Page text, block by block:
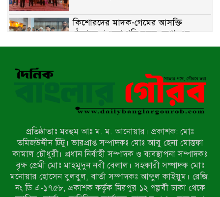
কিশোরদের মাদক-গেমের আসক্তি
ঠেকাতে, ‘এসো গড়ি নতুন দেশ’-এর
ফুটবল বিতরণ
নন্দীগ্রামে সরকারি খাস জমির রাস্তা দখল,
চলাচলে চরম দুর্ভোগ; ইউএনওর হস্তক্ষেপ
নাটোরের পাটুলে পানিতে ডুবে নন্দীগ্রামের
স্কুলছাত্রের মর্মান্তিক মৃত্যু
সেনাবাহিনীর চাকরি হারিয়ে ভুয়া ডিবি
পুলিশ পরিচয়ে চাঁদাবাজি, গণপিটুনির পর
প্রতিষ্ঠাতাঃ মরহুম আঃ ম. ম. আনোয়ার। প্রকাশক: মোঃ
তমিজউদ্দীন টিটু। ভারপ্রাপ্ত সম্পাদকঃ মোঃ আবু হেনা মোস্তফা
কামাল চৌধুরী। প্রধান নির্বাহী সম্পাদক ও ব্যবস্থাপনা সম্পাদকঃ
বৃক্ষ প্রেমী মোঃ মাহমুদুন নবী বেলাল। সহকারী সম্পাদক মোঃ
মনোয়ার হোসেন বুলবুল, বার্তা সম্পাদকঃ আব্দুল কাইয়ুম। রেজি.
নং ডি এ-১৭৫৮, প্রকাশক কর্তৃক মিরপুর ১২ পল্লবী ঢাকা থেকে